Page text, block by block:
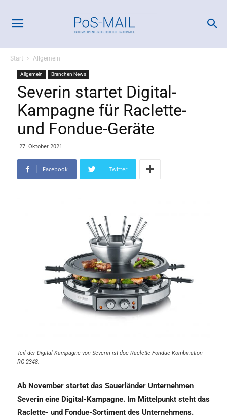
Start Allgemein
Allgemein Branchen News
Severin startet Digital-
Kampagne für Raclette-
und Fondue-Geräte
27. Oktober 2021
Facebook Twitter
Teil der Digital-Kampagne von Severin ist doe Raclette-Fondue Kombination
RG 2348.
Ab November startet das Sauerländer Unternehmen
Severin eine Digital-Kampagne. Im Mittelpunkt steht das
Raclette- und Fondue-Sortiment des Unternehmens.